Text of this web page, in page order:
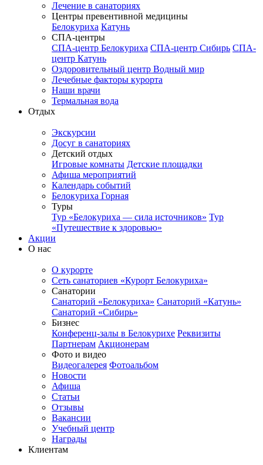
Лечение в санаториях
Центры превентивной медицины
Белокуриха Катунь
СПА-центры
СПА-центр Белокуриха СПА-центр Сибирь СПА-
центр Катунь
Оздоровительный центр Водный мир
Лечебные факторы курорта
Наши врачи
Термальная вода
Отдых
Экскурсии
Досуг в санаториях
Детский отдых
Игровые комнаты Детские площадки
Афиша мероприятий
Календарь событий
Белокуриха Горная
Туры
Тур «Белокуриха — сила источников» Тур
«Путешествие к здоровью»
Акции
О нас
О курорте
Сеть санаториев «Курорт Белокуриха»
Санатории
Санаторий «Белокуриха» Санаторий «Катунь»
Санаторий «Сибирь»
Бизнес
Конференц-залы в Белокурихе Реквизиты
Партнерам Акционерам
Фото и видео
Видеогалерея Фотоальбом
Новости
Афиша
Статьи
Отзывы
Вакансии
Учебный центр
Награды
Клиентам